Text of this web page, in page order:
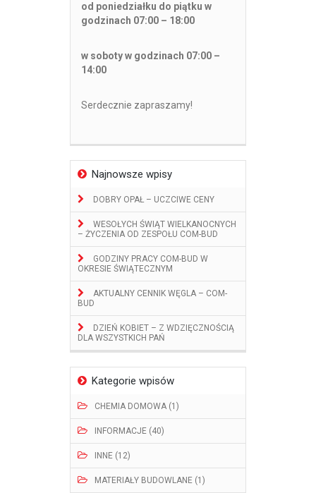
od poniedziałku do piątku w
godzinach 07:00 – 18:00
w soboty w godzinach 07:00 –
14:00
Serdecznie zapraszamy!
Najnowsze wpisy
DOBRY OPAŁ – UCZCIWE CENY
WESOŁYCH ŚWIĄT WIELKANOCNYCH
– ŻYCZENIA OD ZESPOŁU COM-BUD
GODZINY PRACY COM-BUD W
OKRESIE ŚWIĄTECZNYM
AKTUALNY CENNIK WĘGLA – COM-
BUD
DZIEŃ KOBIET – Z WDZIĘCZNOŚCIĄ
DLA WSZYSTKICH PAŃ
Kategorie wpisów
CHEMIA DOMOWA (1)
INFORMACJE (40)
INNE (12)
MATERIAŁY BUDOWLANE (1)